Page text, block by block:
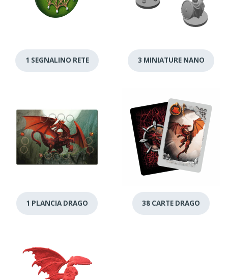
1 SEGNALINO RETE 3 MINIATURE NANO
1 PLANCIA DRAGO 38 CARTE DRAGO